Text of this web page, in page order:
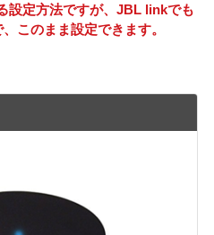
設定方法ですが、JBL linkでも
このまま設定できます。